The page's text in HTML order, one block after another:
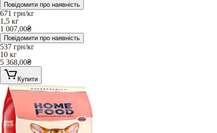
Повідомити про наявність
671 грн/кг
1,5 кг
1 007,00₴
Повідомити про наявність
537 грн/кг
10 кг
5 368,00₴
Купити